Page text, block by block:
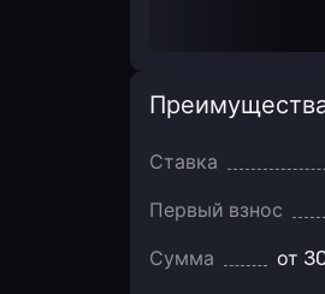
Ставка
Первый взнос
Сумма от